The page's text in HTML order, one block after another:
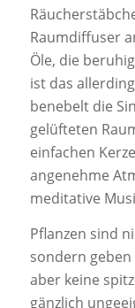
Raumdiffuser
Öle, die
ist das
benebelt die
gelüfteten
einfachen
angenehme
meditative
Pflanzen sind
sondern geben
aber keine
gänzlich